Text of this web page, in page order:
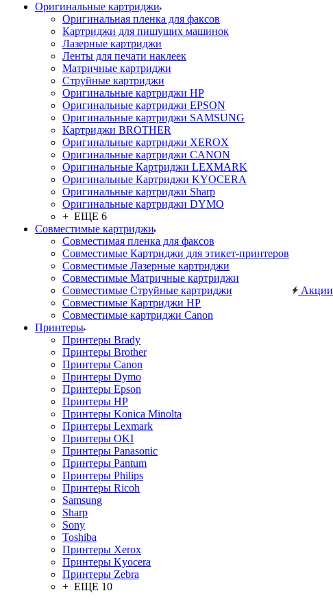
Оригинальные картриджи
Оригинальная пленка для факсов
Картриджи для пишущих машинок
Лазерные картриджи
Ленты для печати наклеек
Матричные картриджи
Струйные картриджи
Оригинальные картриджи HP
Оригинальные картриджи EPSON
Оригинальные картриджи SAMSUNG
Картриджи BROTHER
Оригинальные картриджи XEROX
Оригинальные картриджи CANON
Оригинальные Картриджи LEXMARK
Оригинальные Картриджи KYOCERA
Оригинальные картриджи Sharp
Оригинальные картриджи DYMO
+ ЕЩЕ 6
Совместимые картриджи
Совместимая пленка для факсов
Совместимые Картриджи для этикет-принтеров
Совместимые Лазерные картриджи
Совместимые Матричные картриджи
Совместимые Струйные картриджи
Совместимые Картриджи HP
Совместимые картриджи Canon
Принтеры
Принтеры Brady
Принтеры Brother
Принтеры Canon
Принтеры Dymo
Принтеры Epson
Принтеры HP
Принтеры Konica Minolta
Принтеры Lexmark
Принтеры OKI
Принтеры Panasonic
Принтеры Pantum
Принтеры Philips
Принтеры Ricoh
Samsung
Sharp
Sony
Toshiba
Принтеры Xerox
Принтеры Kyocera
Принтеры Zebra
+ ЕЩЕ 10
Акции